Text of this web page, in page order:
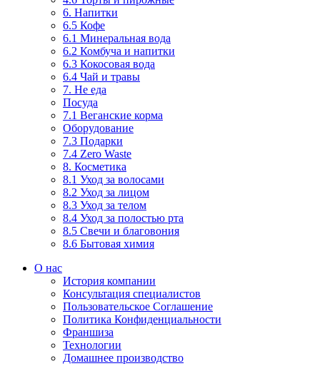
6. Напитки
6.5 Кофе
6.1 Минеральная вода
6.2 Комбуча и напитки
6.3 Кокосовая вода
6.4 Чай и травы
7. Не еда
Посуда
7.1 Веганские корма
Оборудование
7.3 Подарки
7.4 Zero Waste
8. Косметика
8.1 Уход за волосами
8.2 Уход за лицом
8.3 Уход за телом
8.4 Уход за полостью рта
8.5 Свечи и благовония
8.6 Бытовая химия
О нас
История компании
Консультация специалистов
Пользовательское Соглашение
Политика Конфиденциальности
Франшиза
Технологии
Домашнее производство